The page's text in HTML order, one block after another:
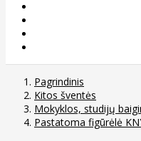
Pagrindinis
Kitos šventės
Mokyklos, studijų
Pastatoma figūrėlė